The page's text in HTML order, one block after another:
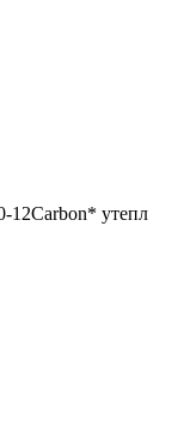
12Carbon* утепл